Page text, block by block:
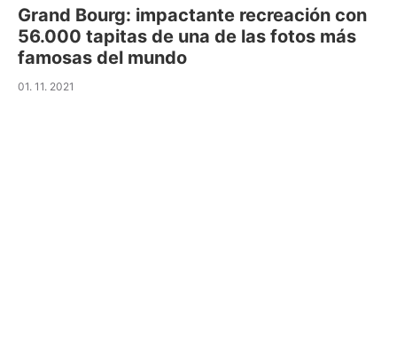
Grand Bourg: impactante recreación con
56.000 tapitas de una de las fotos más
famosas del mundo
01. 11. 2021